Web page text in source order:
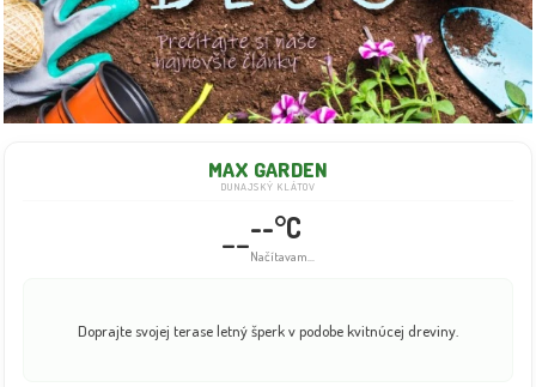
MAX GARDEN
DUNAJSKÝ KLÁTOV
----°C
Načítavam...
zvládnu.